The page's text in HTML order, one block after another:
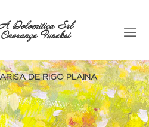
Dolomitica Srl
Onoranze Funebri
DE RIGO PLAINA